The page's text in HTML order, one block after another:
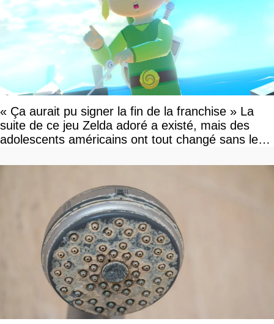
« Ça aurait pu signer la fin de la franchise » La
suite de ce jeu Zelda adoré a existé, mais des
adolescents américains ont tout changé sans le